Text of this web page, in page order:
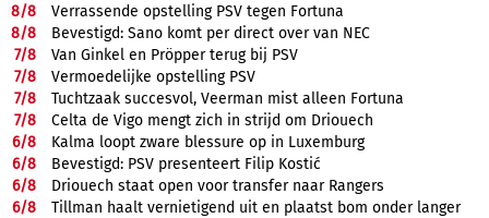
8/8
Verrassende opstelling PSV tegen Fortuna
8/8
Bevestigd: Sano komt per direct over van NEC
7/8
Van Ginkel en Pröpper terug bij PSV
7/8
Vermoedelijke opstelling PSV
7/8
Tuchtzaak succesvol, Veerman mist alleen Fortuna
7/8
Celta de Vigo mengt zich in strijd om Driouech
6/8
Kalma loopt zware blessure op in Luxemburg
6/8
Bevestigd: PSV presenteert Filip Kostić
6/8
Driouech staat open voor transfer naar Rangers
6/8
Tillman haalt vernietigend uit en plaatst bom onder langer